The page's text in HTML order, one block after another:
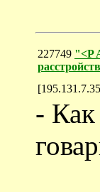
227749 "<P
- Как